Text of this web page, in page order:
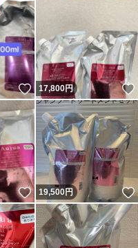
いいね！
17,800円
いいね！
19,500円